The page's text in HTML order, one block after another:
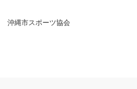
沖縄市スポーツ協会